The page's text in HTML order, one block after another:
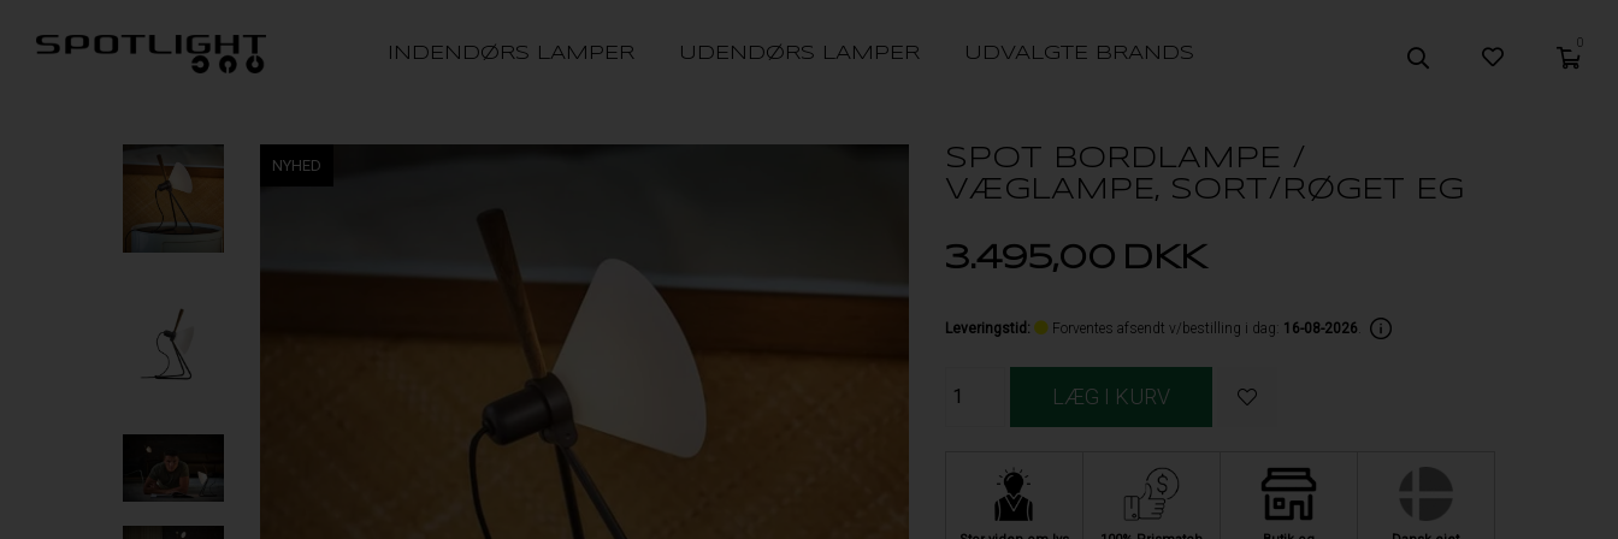
INDENDØRS LAMPER UDENDØRS LAMPER UDVALGTE BRANDS
0
NYHED
SPOT BORDLAMPE /
VÆGLAMPE, SORT/RØGET EG
3.495,00 DKK
Leveringstid : Forventes afsendt v/bestilling i dag: 16-08-2026